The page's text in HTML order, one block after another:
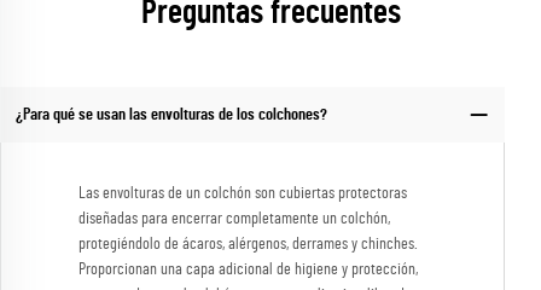
Preguntas frecuentes
¿Para qué se usan las envolturas de los colchones?
Las envolturas de un colchón son cubiertas protectoras
diseñadas para encerrar completamente un colchón,
protegiéndolo de ácaros, alérgenos, derrames y chinches.
Proporcionan una capa adicional de higiene y protección,